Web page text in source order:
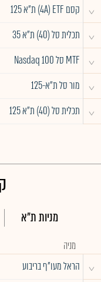
^ קסם 4A) ETF) ת"א 125
^ תכלית סל (40) ת"א 35
^ MTF סל Nasdaq 100
^ מור סל ת"א-125
^ תכלית סל (40) ת"א 125
מניות ת"א
מניה
^ הראל מעו"ף בריבוע